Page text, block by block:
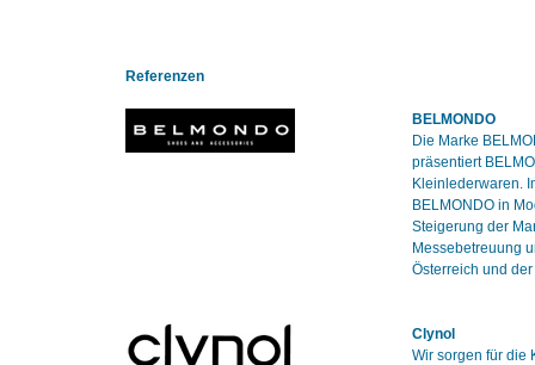
Referenzen
BELMONDO
Die Marke
präsentiert
Kleinlederwaren.
BELMONDO in
Steigerung der
Messebetreuung
Österreich und
Clynol
Wir sorgen für die